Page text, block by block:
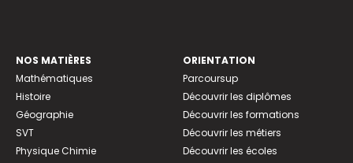
NOS MATIÈRES
Mathématiques
Histoire
Géographie
SVT
Physique Chimie
ORIENTATION
Parcoursup
Découvrir les diplômes
Découvrir les formations
Découvrir les métiers
Découvrir les écoles